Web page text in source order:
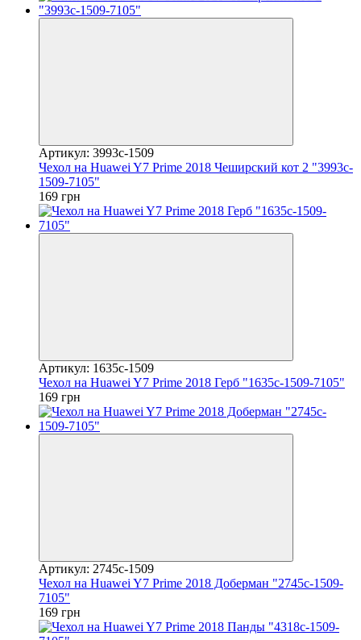
Артикул: 3993c-1509
Чехол на Huawei Y7 Prime 2018 Чеширский кот 2 "3993c-
1509-7105"
169 грн
Артикул: 1635c-1509
Чехол на Huawei Y7 Prime 2018 Герб "1635c-1509-7105"
169 грн
Артикул: 2745c-1509
Чехол на Huawei Y7 Prime 2018 Доберман "2745c-1509-
7105"
169 грн